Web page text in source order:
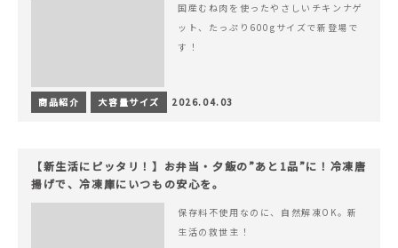
国産むね肉を使ったやさしいチキンナゲ
ット、たっぷり600gサイズで新登場で
す！
商品紹介 大容量サイズ 2026.04.03
【新生活にピッタリ！】お弁当・夕飯の”あと1品”に！冷凍唐
揚げで、冷凍庫にいつもの安心を。
保存料不使用なのに、自然解凍OK。新
生活の救世主！